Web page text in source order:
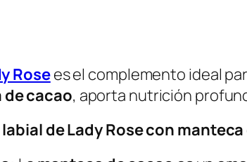
e
c
n
Rosees el complemento ideal
cacao, aporta nutrición
de Lady Rose con